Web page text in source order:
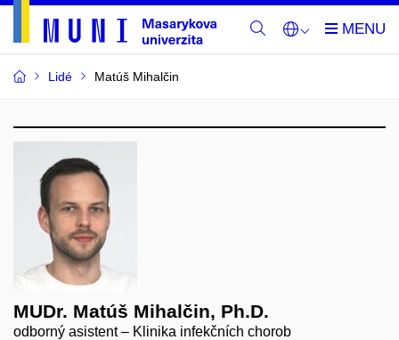
Lidé Matúš Mihalčin
MUDr. Matúš Mihalčin, Ph.D.
odborný asistent – Klinika infekčních chorob